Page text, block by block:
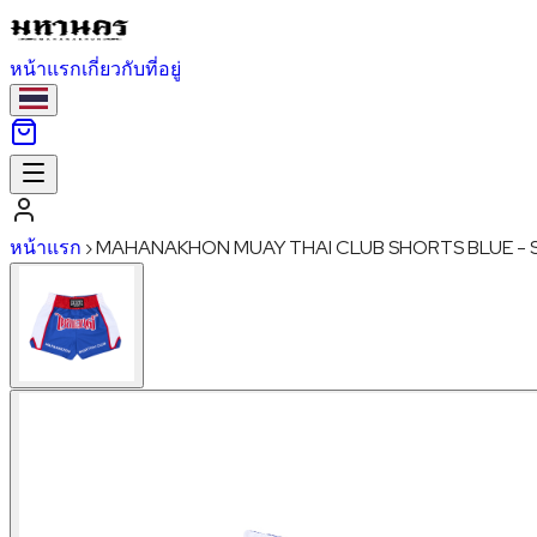
หน้าแรกเกี่ยวกับที่อยู่
หน้าแรก ›MAHANAKHON MUAY THAI CLUB SHORTS BLUE -